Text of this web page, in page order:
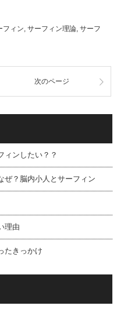
フィン, サーフィン理論, サーフ
次のページ
ィンしたい？？
ぜ？脳内小人とサーフィン
理由
たきっかけ